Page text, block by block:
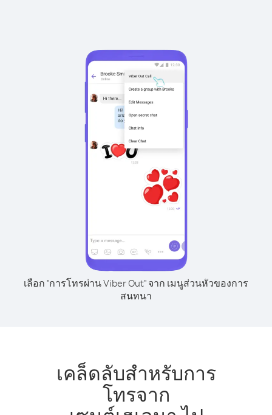
เลือก "การโทรผ่าน Viber Out" จาก เมนูส่วนหัวของการ
สนทนา
เคล็ดลับสำหรับการ
โทรจาก